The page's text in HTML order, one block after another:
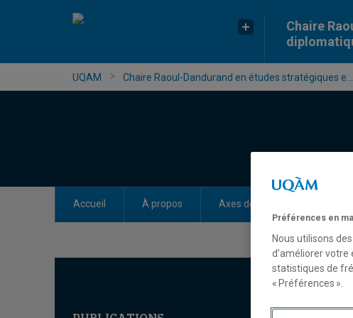
Chaire
UQAM Chaire Raoul-Dandurand en études stratégiques e...
Accueil À propos Axes de recherche
Préférences en
Nous utilisons
d’améliorer votre
statistiques de
« Préférences ».